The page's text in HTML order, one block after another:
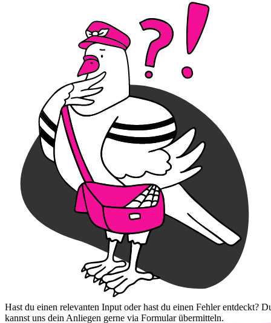
Hast du einen relevanten Input oder hast du einen Fehler entdeckt?
kannst uns dein Anliegen gerne via Formular übermitteln.